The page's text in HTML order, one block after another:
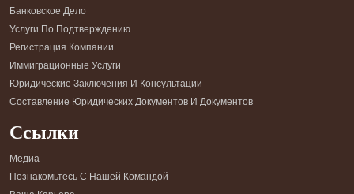
Банковское Дело
Услуги По Подтверждению
Регистрация Компании
Иммиграционные Услуги
Юридические Заключения И Консультации
Составление Юридических Документов И Документов
Ссылки
Медиа
Познакомьтесь С Нашей Командой